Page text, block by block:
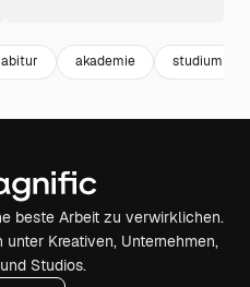
abitur akademie studium
beste Arbeit zu verwirklichen.
Kreativen, Unternehmen,
Studios.